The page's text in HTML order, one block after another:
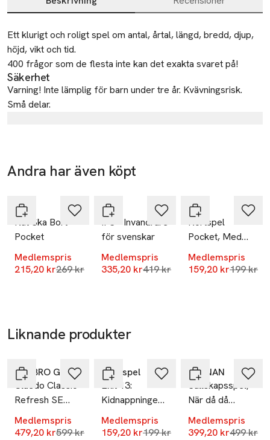
Beskrivning
Ett klurigt och roligt spel om antal, årtal, längd, bredd, djup,
höjd, vikt och tid.
400 frågor som de flesta inte kan det exakta svaret på!
Säkerhet
Varning! Inte lämplig för barn under tre år. Kvävningsrisk.
Små delar.
Östra Storgatan 3
553 21 Jönköping
E-post
info@wonderfultimes.se
Mobilnummer
SKU: 65950834
Andra har även köpt
ALF
Nåt Ska Bort
Pocket
Medlemspris
215,20 krLägsta pris 30 dagar
269 kr
-20%
ALF
IFS - Invandrare
för svenskar
Medlemspris
335,20 krLägsta pris 30 dagar
419 kr
ALF
Kortspel
Pocket, Med
andra ord
Medlemspris
159,20 krLägsta
199 kr
Liknande produkter
-20%
HASBRO GAMES
Cluedo Classic
Refresh SE
Brädspel
Medlemspris
479,20 krLägsta pris 30 dagar
599 kr
Brädspel
Exit 13:
Kidnappningen i
Fortune City
(SE)
Medlemspris
159,20 krLägsta pris 30 dagar
199 kr
KÄRNAN
Sällskapsspel,
När då då
original
Medlemspris
399,20 krLägsta
499 kr